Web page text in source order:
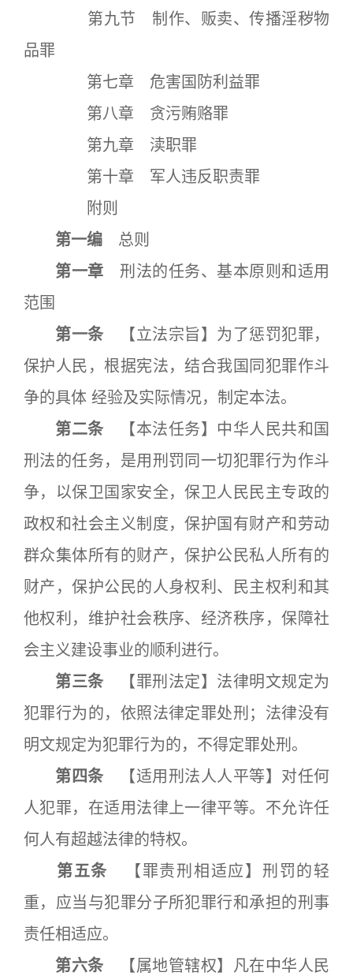
第九节 制作、贩卖、传播淫秽物
品罪
第七章 危害国防利益罪
第八章 贪污贿赂罪
第九章 渎职罪
第十章 军人违反职责罪
附则
第一编 总则
第一章 刑法的任务、基本原则和适用
范围
第一条 【立法宗旨】为了惩罚犯罪，
保护人民，根据宪法，结合我国同犯罪作斗
争的具体 经验及实际情况，制定本法。
第二条 【本法任务】中华人民共和国
刑法的任务，是用刑罚同一切犯罪行为作斗
争，以保卫国家安全，保卫人民民主专政的
政权和社会主义制度，保护国有财产和劳动
群众集体所有的财产，保护公民私人所有的
财产，保护公民的人身权利、民主权利和其
他权利，维护社会秩序、经济秩序，保障社
会主义建设事业的顺利进行。
第三条 【罪刑法定】法律明文规定为
犯罪行为的，依照法律定罪处刑；法律没有
明文规定为犯罪行为的，不得定罪处刑。
第四条 【适用刑法人人平等】对任何
人犯罪，在适用法律上一律平等。不允许任
何人有超越法律的特权。
第五条 【罪责刑相适应】刑罚的轻
重，应当与犯罪分子所犯罪行和承担的刑事
责任相适应。
第六条 【属地管辖权】凡在中华人民